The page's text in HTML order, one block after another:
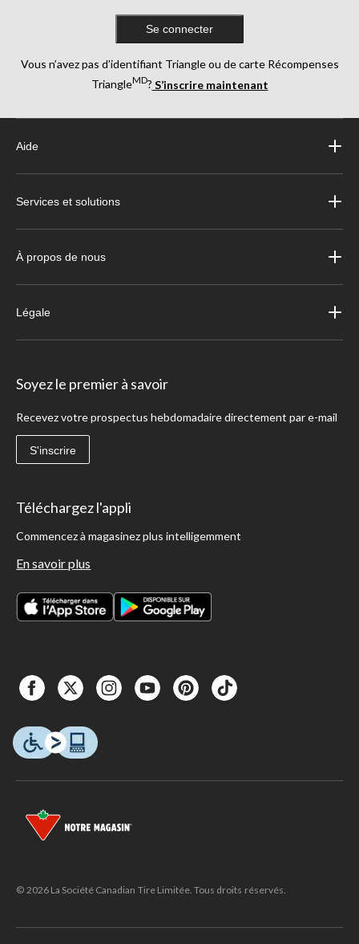
Se connecter
Vous n’avez pas d’identifiant Triangle ou de carte Récompenses
TriangleMD? S’inscrire maintenant
Aide
Services et solutions
À propos de nous
Légale
Soyez le premier à savoir
Recevez votre prospectus hebdomadaire directement par e-mail
S'inscrire
Téléchargez l'appli
Commencez à magasinez plus intelligemment
En savoir plus
© 2026 La Société Canadian Tire Limitée. Tous droits réservés.